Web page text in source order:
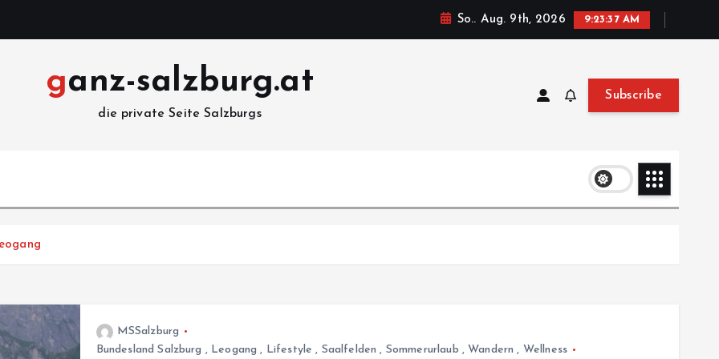
So.. Aug. 9th, 2026 9:23:37 AM
ganz-salzburg.at
die private Seite Salzburgs
Subscribe
MSSalzburg
Bundesland Salzburg , Leogang , Lifestyle , Saalfelden , Sommerurlaub , Wandern , Wellness